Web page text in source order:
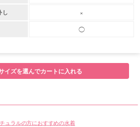
し ×
◯
イズを選んでカートに入れる
ュラルの方におすすめの水着